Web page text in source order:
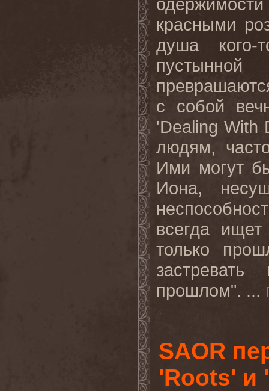
красными
душа
с собой
'Dealing With
людям,
Ими могут
Иона,
всегда
только
прошлом". ...
SAOR
'Roots' и